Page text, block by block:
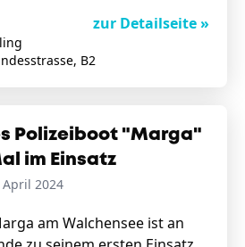
zur Detailseite »
B2
Polizeiboot "Marga"
im Einsatz
2024
am Walchensee ist an